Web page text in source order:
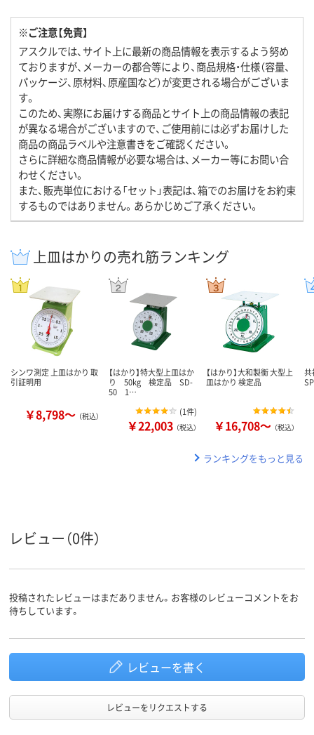
※ご注意【免責】
アスクルでは、サイト上に最新の商品情報を表示するよう努め
ておりますが、メーカーの都合等により、商品規格・仕様（容量、
パッケージ、原材料、原産国など）が変更される場合がございま
す。
このため、実際にお届けする商品とサイト上の商品情報の表記
が異なる場合がございますので、ご使用前には必ずお届けした
商品の商品ラベルや注意書きをご確認ください。
さらに詳細な商品情報が必要な場合は、メーカー等にお問い合
わせください。
また、販売単位における「セット」表記は、箱でのお届けをお約束
するものではありません。あらかじめご了承ください。
上皿はかりの売れ筋ランキング
シンワ測定 上皿はかり 取
引証明用
￥8,798～ （税込）
【はかり】特大型上皿はか
り 50kg 検定品 SD-
50 1…
(1件)
￥22,003 （税込）
【はかり】大和製衡 大型上
皿はかり 検定品
￥16,708～ （税込）
共
ランキングをもっと見る
レビュー（0件）
投稿されたレビューはまだありません。お客様のレビューコメントをお
待ちしています。
レビューを書く
レビューをリクエストする